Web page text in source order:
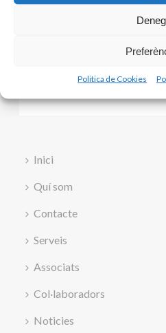
Politica de Cookies
Inici
Quí som
Contacte
Serveis
Associats
Col·laboradors
Noticies